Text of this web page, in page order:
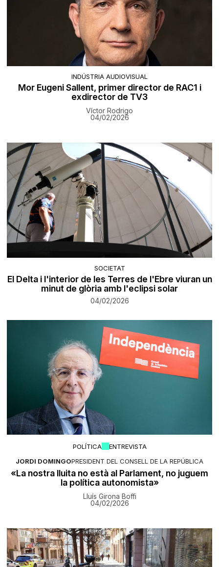
INDÚSTRIA AUDIOVISUAL
Mor Eugeni Sallent, primer director de RAC1 i
exdirector de TV3
Víctor Rodrigo
04/02/2026
SOCIETAT
El Delta i l'interior de les Terres de l'Ebre viuran un
minut de glòria amb l'eclipsi solar
04/02/2026
POLÍTICA
ENTREVISTA
JORDI DOMINGOPRESIDENT DEL CONSELL DE LA REPÚBLICA
«La nostra lluita no està al Parlament, no juguem
la política autonomista»
Lluís Girona Boffi
04/02/2026